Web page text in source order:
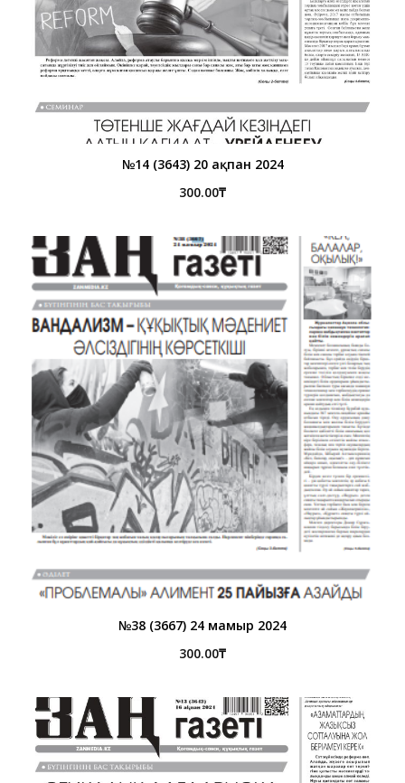
№14 (3643) 20 ақпан 2024
300.00₸
№38 (3667) 24 мамыр 2024
300.00₸